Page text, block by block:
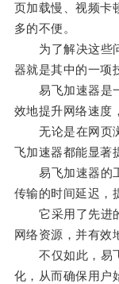
页加载慢、视频卡
多的不便。
为了解决这些问
器就是其中的一项
易飞加速器是一
效地提升网络速度
无论是在网页浏
飞加速器都能显著
易飞加速器的工
传输的时间延迟，
它采用了先进的
网络资源，并有效
不仅如此，易飞
化，从而确保用户